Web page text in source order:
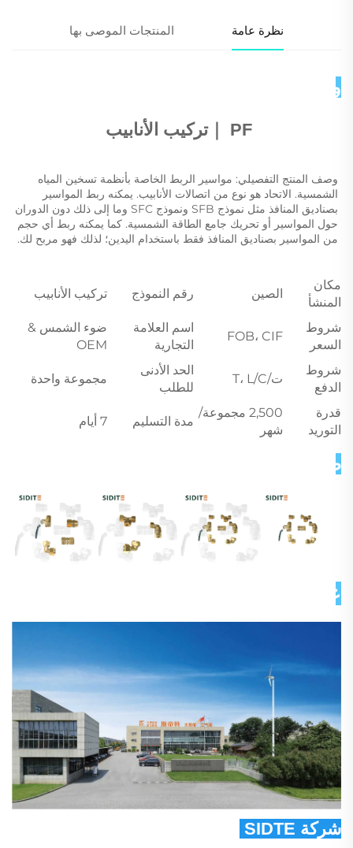
نظرة عامة المنتجات الموصى بها
وصف المنتج
PF
｜تركيب الأنابيب
من المواسير بصناديق المنافذ فقط باستخدام اليدين؛ لذلك فهو مربح لك.
مكان
المنشأ
الصين رقم النموذج تركيب الأنابيب
شروط
السعر
FOB، CIF
اسم العلامة
التجارية
ضوء الشمس &
OEM
شروط
الدفع
ت/T، L/C
الحد الأدنى
للطلب
مجموعة واحدة
قدرة
التوريد
2,500 مجموعة/
شهر
مدة التسليم 7 أيام
صور تفصيلية
عن شركتنا
شركة SIDTE للطاقة المحدودة